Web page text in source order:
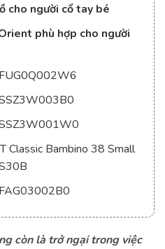
cho người cổ tay bé
phù hợp cho người
Classic Bambino 38 Small
còn là trở ngại trong việc